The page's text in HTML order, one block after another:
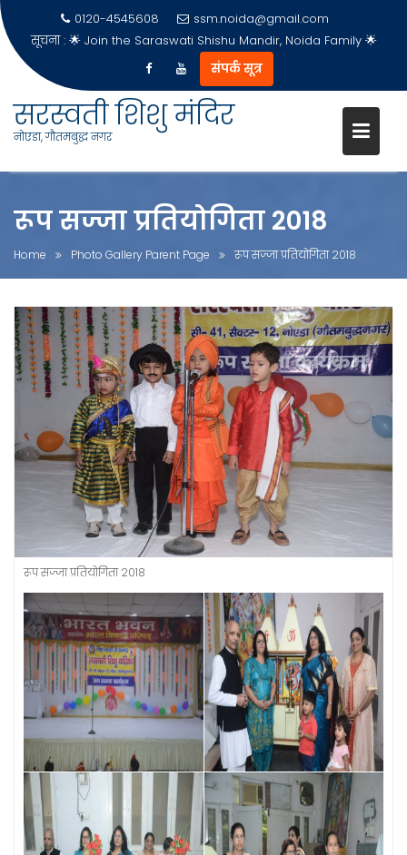
content
0120-4545608
ssm.noida@gmail.com
सूचना : 🌟 Join the Saraswati Shishu Mandir, Noida Family 🌟
संपर्क सूत्र
सरस्वती शिशु मंदिर
नोएडा, गौतमबुद्ध नगर
रूप सज्जा प्रतियोगिता 2018
Home Photo Gallery Parent Page रूप सज्जा प्रतियोगिता 2018
रूप सज्जा प्रतियोगिता 2018